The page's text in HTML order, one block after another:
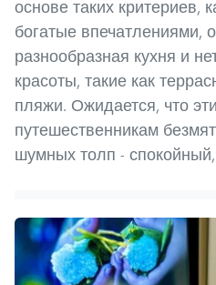
основе таких критериев,
богатые впечатлениями,
разнообразная кухня и
красоты, такие как
пляжи. Ожидается, что
путешественникам
шумных толп -